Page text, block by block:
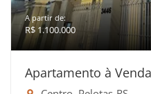
A partir de:
R$ 1.100.000
Apartamento à